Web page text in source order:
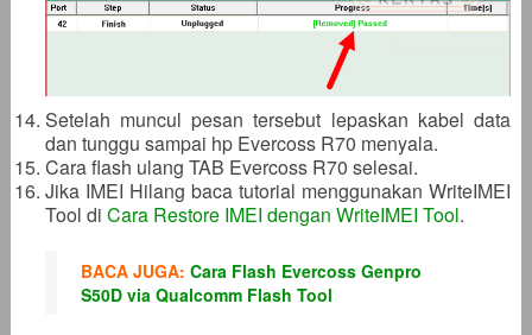
Setelah muncul pesan tersebut lepaskan kabel data
dan tunggu sampai hp Evercoss R70 menyala.
Cara flash ulang TAB Evercoss R70 selesai.
Jika IMEI Hilang baca tutorial menggunakan WriteIMEI
Tool di Cara Restore IMEI dengan WriteIMEI Tool.
BACA JUGA: Cara Flash Evercoss Genpro
S50D via Qualcomm Flash Tool